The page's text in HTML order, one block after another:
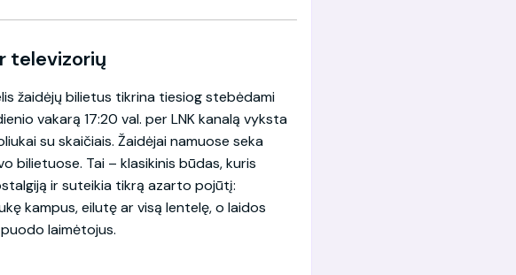
televizorių
žaidėjų bilietus tikrina tiesiog stebėdami
vakarą 17:20 val. per LNK kanalą vyksta
su skaičiais. Žaidėjai namuose seka
bilietuose. Tai – klasikinis būdas, kuris
ir suteikia tikrą azarto pojūtį:
kampus, eilutę ar visą lentelę, o laidos
laimėtojus.